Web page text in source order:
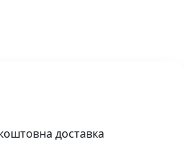
доставка